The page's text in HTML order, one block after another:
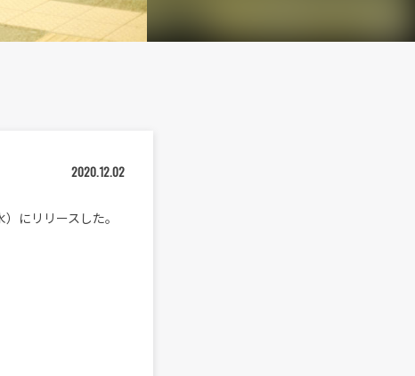
2020.12.02
にリリースした。